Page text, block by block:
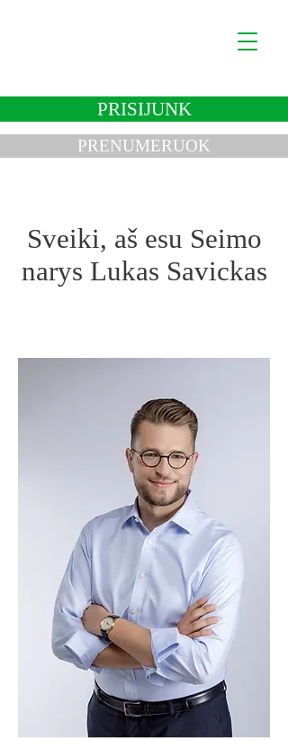
PRISIJUNK
PRENUMERUOK
Sveiki, aš esu Seimo
narys Lukas Savickas